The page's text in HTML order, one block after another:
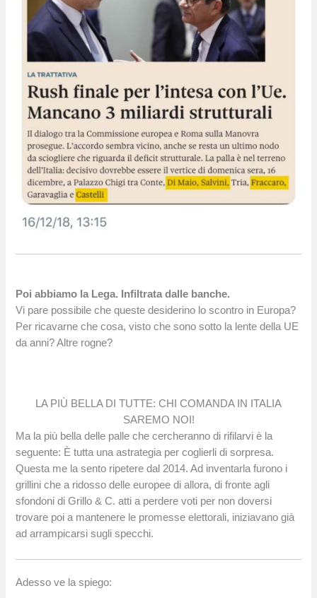
Poi abbiamo la Lega. Infiltrata dalle banche.
Vi pare possibile che queste desiderino lo scontro in Europa?
Per ricavarne che cosa, visto che sono sotto la lente della UE
da anni? Altre rogne?
LA PIÙ BELLA DI TUTTE: CHI COMANDA IN ITALIA
SAREMO NOI!
Ma la più bella delle palle che cercheranno di rifilarvi è la
seguente: È tutta una astrategia per coglierli di sorpresa.
Questa me la sento ripetere dal 2014. Ad inventarla furono i
grillini che a ridosso delle europee di allora, di fronte agli
sfondoni di Grillo & C. atti a perdere voti per non doversi
trovare poi a mantenere le promesse elettorali, iniziavano già
ad arrampicarsi sugli specchi.
Adesso ve la spiego: